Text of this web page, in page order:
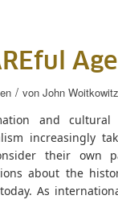
Age
/ von John Woitkowitz
and cultural
increasingly
their own
about the
As